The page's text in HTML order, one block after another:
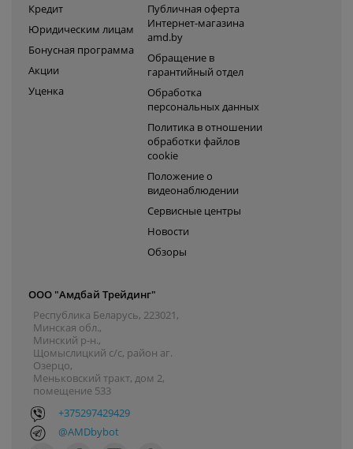
Кредит
Юридическим лицам
Бонусная программа
Акции
Уценка
Публичная оферта
Интернет-магазина
amd.by
Обращение в
гарантийный отдел
Обработка
персональных данных
Политика в отношении
обработки файлов
cookie
Положение о
видеонаблюдении
Сервисные центры
Новости
Обзоры
ООО "Амдбай Трейдинг"
Республика Беларусь, 223021,
Минская обл.,
Минский р-н.,
Щомыслицкий с/с, район аг.
Озерцо,
Меньковский тракт, дом 2,
помещение 533
+375297429429
@AMDbybot